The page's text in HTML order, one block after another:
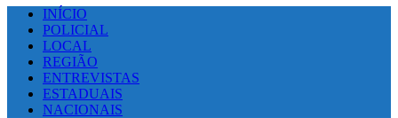
INÍCIO
POLICIAL
LOCAL
REGIÃO
ENTREVISTAS
ESTADUAIS
NACIONAIS